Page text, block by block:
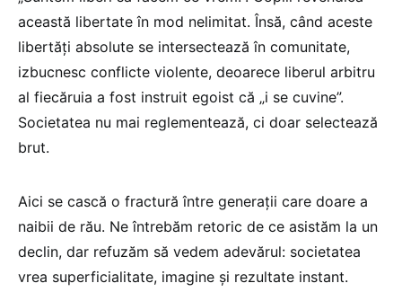
această libertate în mod nelimitat. Însă, când aceste
libertăți absolute se intersectează în comunitate,
izbucnesc conflicte violente, deoarece liberul arbitru
al fiecăruia a fost instruit egoist că „i se cuvine”.
Societatea nu mai reglementează, ci doar selectează
brut.
Aici se cască o fractură între generații care doare a
naibii de rău. Ne întrebăm retoric de ce asistăm la un
declin, dar refuzăm să vedem adevărul: societatea
vrea superficialitate, imagine și rezultate instant.